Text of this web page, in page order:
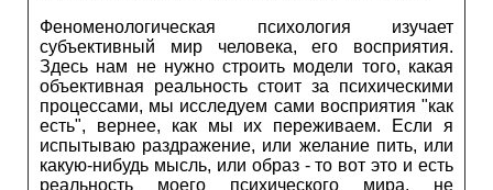
Феноменологическая психология изучает
субъективный мир человека, его восприятия.
Здесь нам не нужно строить модели того, какая
объективная реальность стоит за психическими
процессами, мы исследуем сами восприятия "как
есть", вернее, как мы их переживаем. Если я
испытываю раздражение, или желание пить, или
какую-нибудь мысль, или образ - то вот это и есть
реальность моего психического мира, не